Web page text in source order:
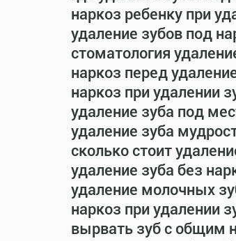
наркоз ребенку при
удаление зубов под
стоматология
наркоз перед
наркоз при удалении
удаление зуба под
удаление зуба
сколько стоит
удаление зуба без
удаление молочных
наркоз при удалении
вырвать зуб с общим